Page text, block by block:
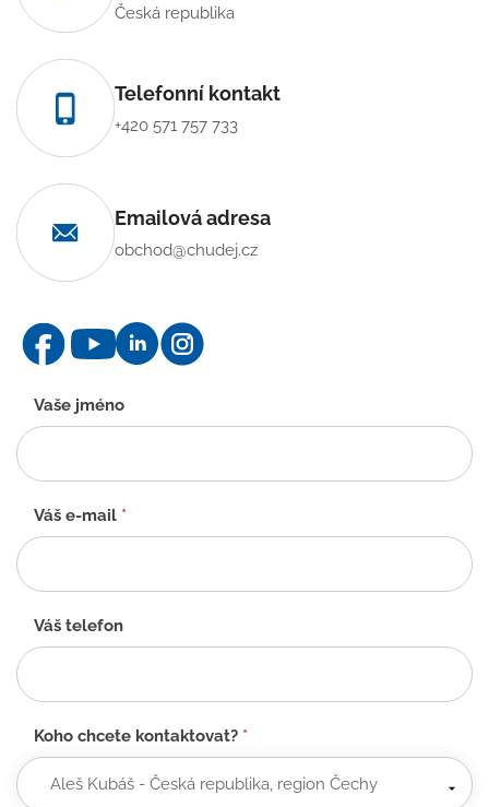
Česká republika
Telefonní kontakt
+420 571 757 733
Emailová adresa
obchod@chudej.cz
Kontaktní
formulář
-
CZ
Vaše jméno
Váš e-mail *
Váš telefon
Koho chcete kontaktovat? *